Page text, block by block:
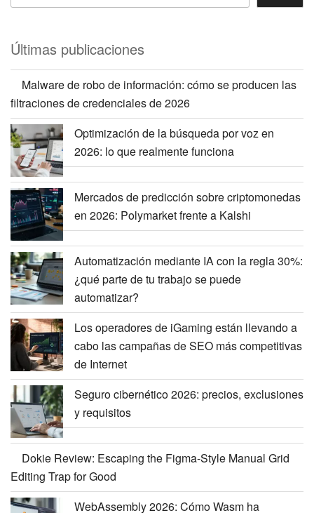
Últimas publicaciones
Malware de robo de información: cómo se producen las
filtraciones de credenciales de 2026
Optimización de la búsqueda por voz en
2026: lo que realmente funciona
Mercados de predicción sobre criptomonedas
en 2026: Polymarket frente a Kalshi
Automatización mediante IA con la regla 30%:
¿qué parte de tu trabajo se puede
automatizar?
Los operadores de iGaming están llevando a
cabo las campañas de SEO más competitivas
de Internet
Seguro cibernético 2026: precios, exclusiones
y requisitos
Dokie Review: Escaping the Figma-Style
Manual Grid Editing Trap for Good